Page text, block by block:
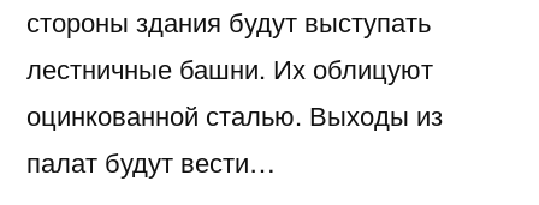
стороны здания будут выступать
лестничные башни. Их облицуют
оцинкованной сталью. Выходы из
палат будут вести…